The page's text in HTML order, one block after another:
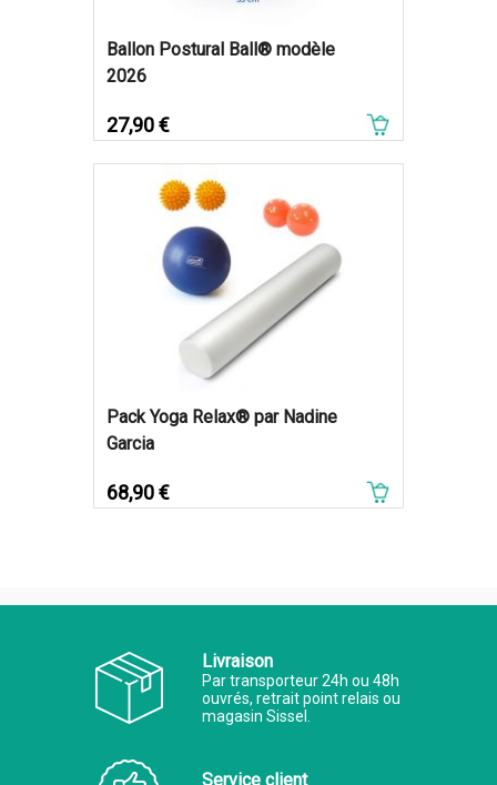
Ballon Postural Ball® modèle
2026
Prix
27,90 €
Pack Yoga Relax® par Nadine
Garcia
Prix
68,90 €
Livraison
Par transporteur 24h ou 48h
ouvrés, retrait point relais ou
magasin Sissel.
Service client